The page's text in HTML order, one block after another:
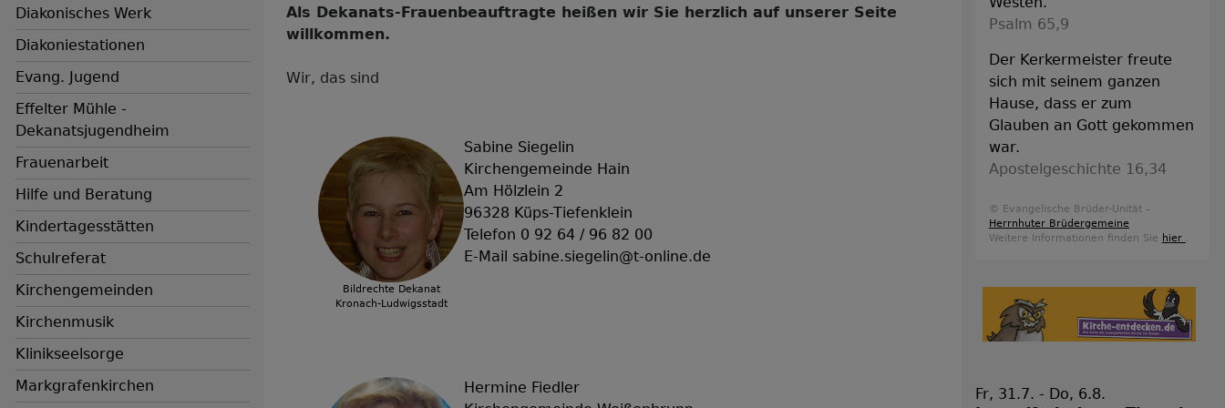
Hauptnavigation
Diakonisches Werk
Diakoniestationen
Evang. Jugend
Effelter Mühle -
Dekanatsjugendheim
Frauenarbeit
Hilfe und Beratung
Kindertagesstätten
Schulreferat
Kirchengemeinden
Kirchenmusik
Klinikseelsorge
Markgrafenkirchen
Als Dekanats-Frauenbeauftragte heißen wir Sie herzlich auf unserer Seite
willkommen.
Wir, das sind
Bildrechte Dekanat
Kronach-Ludwigsstadt
Sabine Siegelin
Kirchengemeinde Hain
Am Hölzlein 2
96328 Küps-Tiefenklein
Telefon 0 92 64 / 96 82 00
E-Mail sabine.siegelin@t-online.de
Hermine Fiedler
Psalm 65,9
Der Kerkermeister freute
sich mit seinem ganzen
Hause, dass er zum
Glauben an Gott gekommen
war.
Apostelgeschichte 16,34
© Evangelische Brüder-Unität –
Herrnhuter Brüdergemeine
Weitere Informationen finden Sie hier .
Fr, 31.7. - Do, 6.8.